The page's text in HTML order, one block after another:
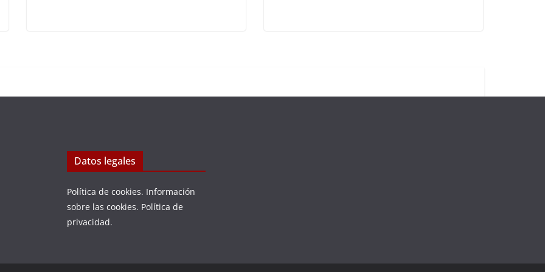
Datos legales
Política de cookies. Información
sobre las cookies. Política de
privacidad.